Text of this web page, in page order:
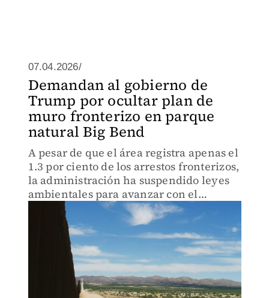
07.04.2026/
Demandan al gobierno de
Trump por ocultar plan de
muro fronterizo en parque
natural Big Bend
A pesar de que el área registra apenas el
1.3 por ciento de los arrestos fronterizos,
la administración ha suspendido leyes
ambientales para avanzar con el
proyecto.